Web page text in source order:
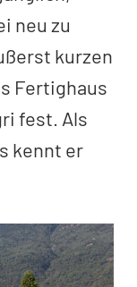
neu zu
kurzen
Fertighaus
fest. Als
kennt er